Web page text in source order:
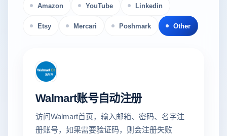
Amazon YouTube Linkedin
Etsy Mercari Poshmark Other
Walmart账号自动注册
访问Walmart首页，输入邮箱、密码、名字注
册账号，如果需要验证码，则会注册失败